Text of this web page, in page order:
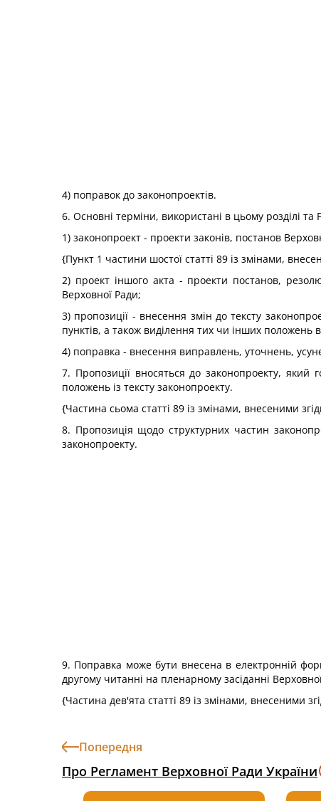
4) поправок до законопроектів.
6. Основні терміни, використані в цьому розділі
1) законопроект - проекти законів, постанов
{Пункт 1 частини шостої статті 89 із змінами,
2) проект іншого акта - проекти постанов,
Верховної Ради;
3) пропозиції - внесення змін до тексту
пунктів, а також виділення тих чи інших положень в
4) поправка - внесення виправлень, уточнень,
7. Пропозиції вносяться до законопроекту,
положень із тексту законопроекту.
{Частина сьома статті 89 із змінами, внесеними
8. Пропозиція щодо структурних частин
законопроекту.
9. Поправка може бути внесена в електронній
другому читанні на пленарному засіданні
{Частина дев'ята статті 89 із змінами, внесеними
Попередня
Про Регламент Верховної Ради України